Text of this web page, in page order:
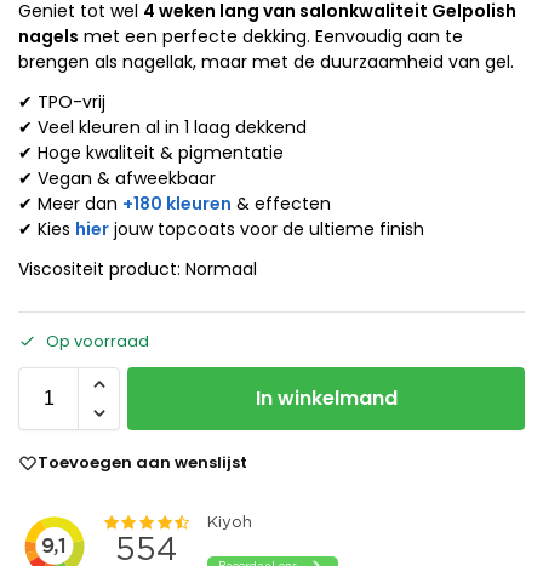
Geniet tot wel 4 weken lang van salonkwaliteit Gelpolish
nagels met een perfecte dekking. Eenvoudig aan te
brengen als nagellak, maar met de duurzaamheid van gel.
✔ TPO-vrij
✔ Veel kleuren al in 1 laag dekkend
✔ Hoge kwaliteit & pigmentatie
✔ Vegan & afweekbaar
✔ Meer dan +180 kleuren & effecten
✔ Kies hier jouw topcoats voor de ultieme finish
Viscositeit product: Normaal
Op voorraad
In winkelmand
Toevoegen aan wenslijst